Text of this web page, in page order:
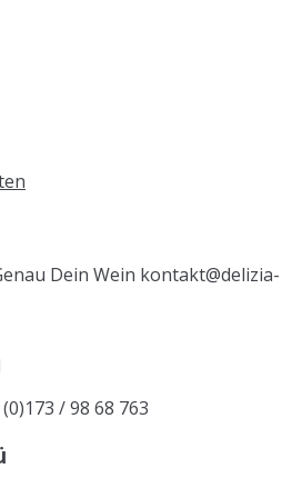
Dein Wein kontakt@delizia-
/ 98 68 763